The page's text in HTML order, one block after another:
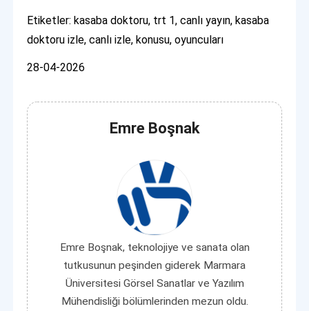
Etiketler: kasaba doktoru, trt 1, canlı yayın, kasaba
doktoru izle, canlı izle, konusu, oyuncuları
28-04-2026
Emre Boşnak
Emre Boşnak, teknolojiye ve sanata olan
tutkusunun peşinden giderek Marmara
Üniversitesi Görsel Sanatlar ve Yazılım
Mühendisliği bölümlerinden mezun oldu.